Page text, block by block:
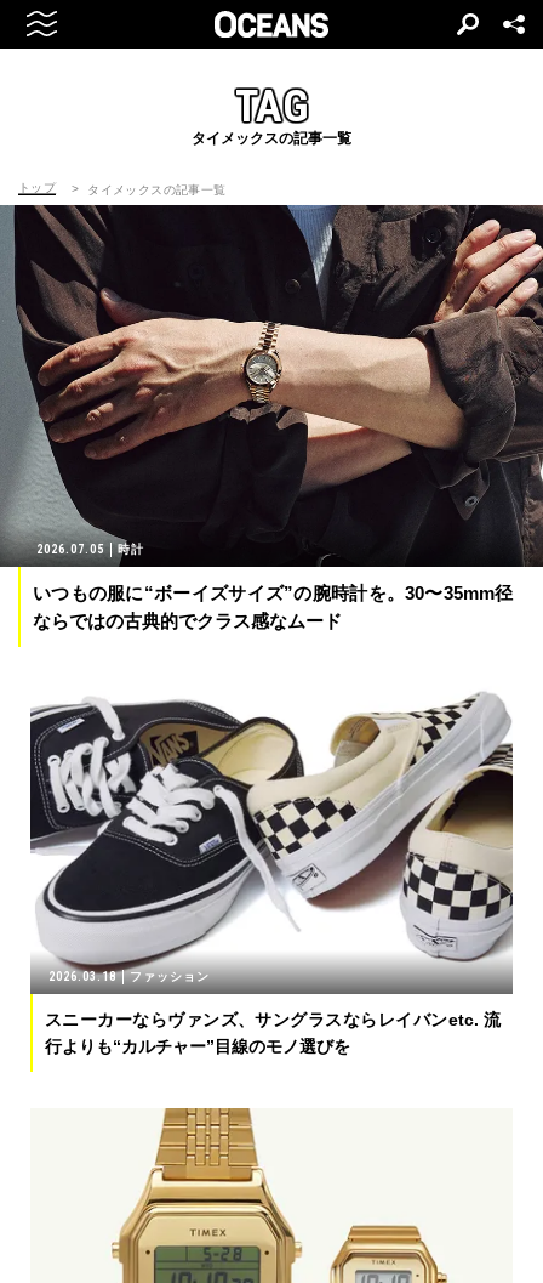
TAG
タイメックスの記事一覧
トップ タイメックスの記事一覧
2026.07.05 時計
いつもの服に“ボーイズサイズ”の腕時計を。30〜35mm径
ならではの古典的でクラス感なムード
2026.03.18 ファッション
スニーカーならヴァンズ、サングラスならレイバンetc. 流
行よりも“カルチャー”目線のモノ選びを